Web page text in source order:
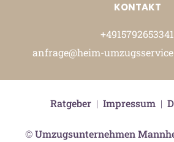
KONTAKT
+4915792653341
anfrage@heim-
©Umzugsunternehmen
Ratgeber| Impressum|